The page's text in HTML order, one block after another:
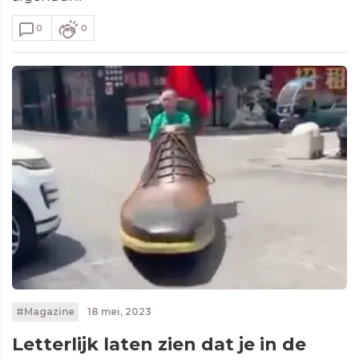
0 0
#Magazine 18 mei, 2023
Letterlijk laten zien dat je in de